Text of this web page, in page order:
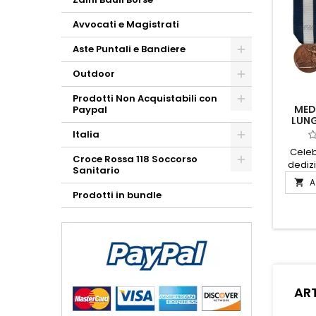
Avvocati e Magistrati
Aste Puntali e Bandiere
Outdoor
Prodotti Non Acquistabili con
Paypal
Italia
Croce Rossa 118 Soccorso
Sanitario
Prodotti in bundle
è un
